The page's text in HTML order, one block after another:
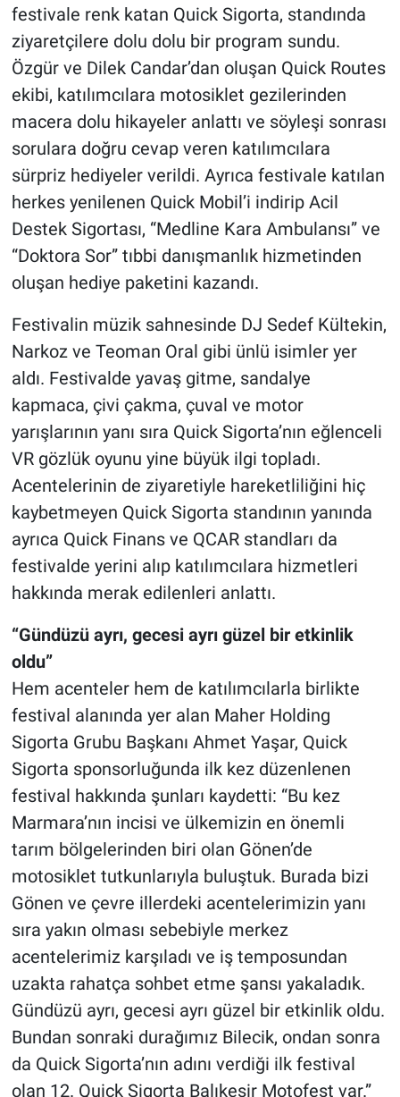
festivale renk katan Quick Sigorta, standında
ziyaretçilere dolu dolu bir program sundu.
Özgür ve Dilek Candar’dan oluşan Quick Routes
ekibi, katılımcılara motosiklet gezilerinden
macera dolu hikayeler anlattı ve söyleşi sonrası
sorulara doğru cevap veren katılımcılara
sürpriz hediyeler verildi. Ayrıca festivale katılan
herkes yenilenen Quick Mobil’i indirip Acil
Destek Sigortası, “Medline Kara Ambulansı” ve
“Doktora Sor” tıbbi danışmanlık hizmetinden
oluşan hediye paketini kazandı.
Festivalin müzik sahnesinde DJ Sedef Kültekin,
Narkoz ve Teoman Oral gibi ünlü isimler yer
aldı. Festivalde yavaş gitme, sandalye
kapmaca, çivi çakma, çuval ve motor
yarışlarının yanı sıra Quick Sigorta’nın eğlenceli
VR gözlük oyunu yine büyük ilgi topladı.
Acentelerinin de ziyaretiyle hareketliliğini hiç
kaybetmeyen Quick Sigorta standının yanında
ayrıca Quick Finans ve QCAR standları da
festivalde yerini alıp katılımcılara hizmetleri
hakkında merak edilenleri anlattı.
“Gündüzü ayrı, gecesi ayrı güzel bir etkinlik
oldu”
Hem acenteler hem de katılımcılarla birlikte
festival alanında yer alan Maher Holding
Sigorta Grubu Başkanı Ahmet Yaşar, Quick
Sigorta sponsorluğunda ilk kez düzenlenen
festival hakkında şunları kaydetti: “Bu kez
Marmara’nın incisi ve ülkemizin en önemli
tarım bölgelerinden biri olan Gönen’de
motosiklet tutkunlarıyla buluştuk. Burada bizi
Gönen ve çevre illerdeki acentelerimizin yanı
sıra yakın olması sebebiyle merkez
acentelerimiz karşıladı ve iş temposundan
uzakta rahatça sohbet etme şansı yakaladık.
Gündüzü ayrı, gecesi ayrı güzel bir etkinlik oldu.
Bundan sonraki durağımız Bilecik, ondan sonra
da Quick Sigorta’nın adını verdiği ilk festival
olan 12. Quick Sigorta Balıkesir Motofest var.”